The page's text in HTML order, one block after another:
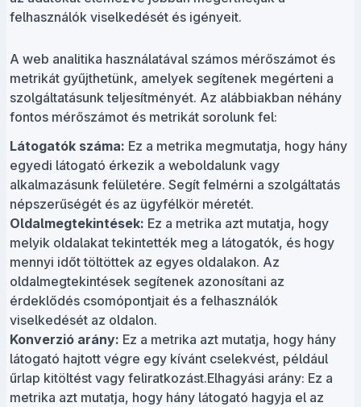
felhasználók viselkedését és igényeit.
A web analitika használatával számos mérőszámot és
metrikát gyűjthetünk, amelyek segítenek megérteni a
szolgáltatásunk teljesítményét. Az alábbiakban néhány
fontos mérőszámot és metrikát sorolunk fel:
Látogatók száma: Ez a metrika megmutatja, hogy hány
egyedi látogató érkezik a weboldalunk vagy
alkalmazásunk felületére. Segít felmérni a szolgáltatás
népszerűségét és az ügyfélkör méretét.
Oldalmegtekintések: Ez a metrika azt mutatja, hogy
melyik oldalakat tekintették meg a látogatók, és hogy
mennyi időt töltöttek az egyes oldalakon. Az
oldalmegtekintések segítenek azonosítani az
érdeklődés csomópontjait és a felhasználók
viselkedését az oldalon.
Konverzió arány: Ez a metrika azt mutatja, hogy hány
látogató hajtott végre egy kívánt cselekvést, például
űrlap kitöltést vagy feliratkozást.Elhagyási arány: Ez a
metrika azt mutatja, hogy hány látogató hagyja el az